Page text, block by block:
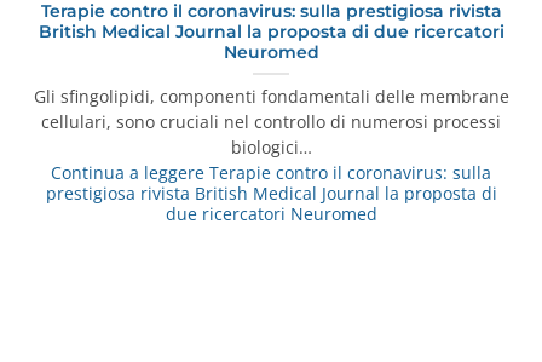
Terapie contro il coronavirus: sulla prestigiosa rivista
British Medical Journal la proposta di due ricercatori
Neuromed
Gli sfingolipidi, componenti fondamentali delle membrane
cellulari, sono cruciali nel controllo di numerosi processi
biologici…
Continua a leggere Terapie contro il coronavirus: sulla
prestigiosa rivista British Medical Journal la proposta di
due ricercatori Neuromed